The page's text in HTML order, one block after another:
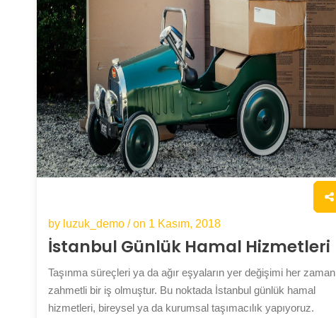
by luzuk_demo / on 1 Kasım, 2018
İstanbul Günlük Hamal Hizmetleri
Taşınma süreçleri ya da ağır eşyaların yer değişimi her zaman
zahmetli bir iş olmuştur. Bu noktada İstanbul günlük hamal
hizmetleri, bireysel ya da kurumsal taşımacılık yapıyoruz.